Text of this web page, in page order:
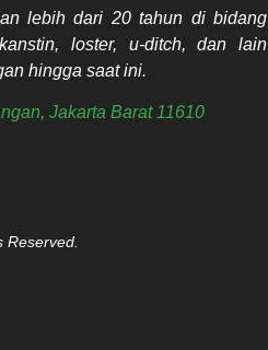
lebih dari 20 tahun di bidang
loster, u-ditch, dan lain
hingga saat ini.
Jakarta Barat 11610